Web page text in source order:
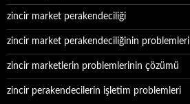
zincir market perakendeciliği
zincir market perakendeciliğinin problemleri
zincir marketlerin problemlerinin çözümü
zincir perakendecilerin işletim problemleri